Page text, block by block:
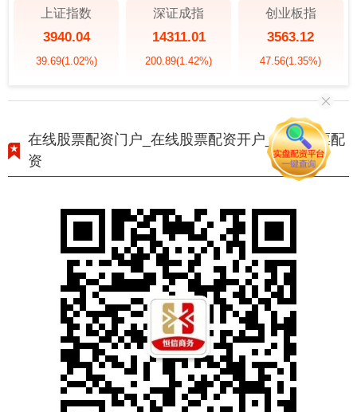
上证指数
3940.04
39.69(1.02%)
深证成指
14311.01
200.89(1.42%)
创业板指
3563.12
47.56(1.35%)
在线股票配资门户_在线股票配资开户_在线股票配
资